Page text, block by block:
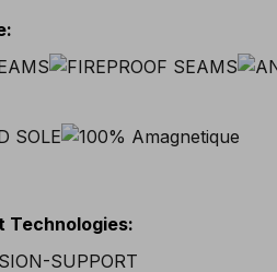
:
Technologies: